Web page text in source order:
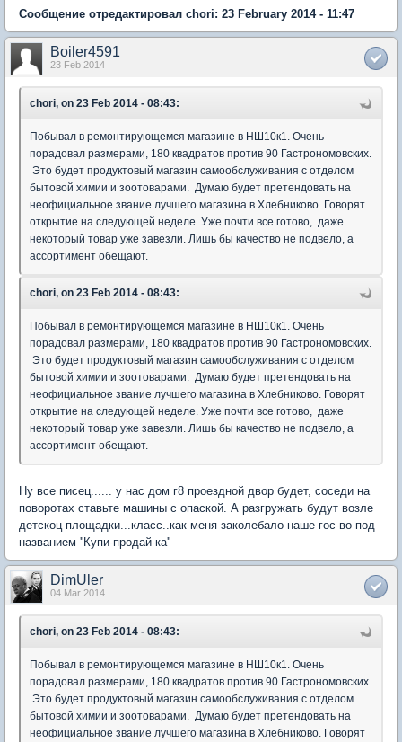
Сообщение отредактировал chori: 23 February 2014 - 11:47
Boiler4591
23 Feb 2014
chori, on 23 Feb 2014 - 08:43:
Побывал в ремонтирующемся магазине в НШ10к1. Очень
порадовал размерами, 180 квадратов против 90 Гастрономовских.
Это будет продуктовый магазин самообслуживания с отделом
бытовой химии и зоотоварами. Думаю будет претендовать на
неофициальное звание лучшего магазина в Хлебниково. Говорят
открытие на следующей неделе. Уже почти все готово, даже
некоторый товар уже завезли. Лишь бы качество не подвело, а
ассортимент обещают.
chori, on 23 Feb 2014 - 08:43:
Побывал в ремонтирующемся магазине в НШ10к1. Очень
порадовал размерами, 180 квадратов против 90 Гастрономовских.
Это будет продуктовый магазин самообслуживания с отделом
бытовой химии и зоотоварами. Думаю будет претендовать на
неофициальное звание лучшего магазина в Хлебниково. Говорят
открытие на следующей неделе. Уже почти все готово, даже
некоторый товар уже завезли. Лишь бы качество не подвело, а
ассортимент обещают.
Ну все писец...... у нас дом г8 проездной двор будет, соседи на
поворотах ставьте машины с опаской. А разгружать будут возле
детскоц площадки...класс..как меня заколебало наше гос-во под
названием ''Купи-продай-ка''
DimUler
04 Mar 2014
chori, on 23 Feb 2014 - 08:43:
Побывал в ремонтирующемся магазине в НШ10к1. Очень
порадовал размерами, 180 квадратов против 90 Гастрономовских.
Это будет продуктовый магазин самообслуживания с отделом
бытовой химии и зоотоварами. Думаю будет претендовать на
неофициальное звание лучшего магазина в Хлебниково. Говорят